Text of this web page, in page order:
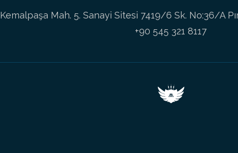
Kemalpaşa Mah. 5. Sanayi Sitesi 7419/6 Sk. No:36/A
+90 545 321 8117